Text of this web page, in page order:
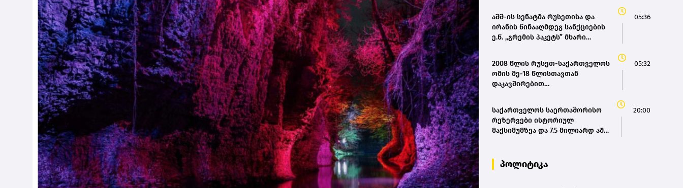
აშშ-ის სენატმა რუსეთისა და
ირანის წინააღმდეგ სანქციების
ე.წ. „გრემის პაკეტს” მხარი
05:36
2008 წლის რუსეთ-საქართველოს
ომის მე-18 წლისთავთან
დაკავშირებით
05:32
საქართველოს საერთაშორისო
რეზერვები ისტორიულ
მაქსიმუმზეა და 7.5 მილიარდ აშშ
20:00
პოლიტიკა